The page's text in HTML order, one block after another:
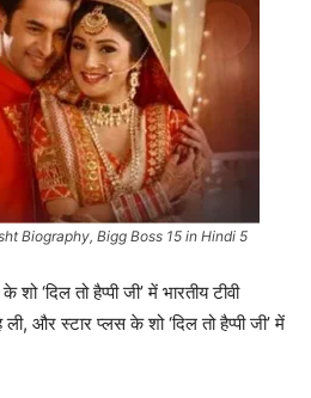
Biography, Bigg Boss 15 in Hindi 5
‘दिल तो हैप्पी जी’ में भारतीय टीवी
और स्टार प्लस के शो ‘दिल तो हैप्पी जी’ में